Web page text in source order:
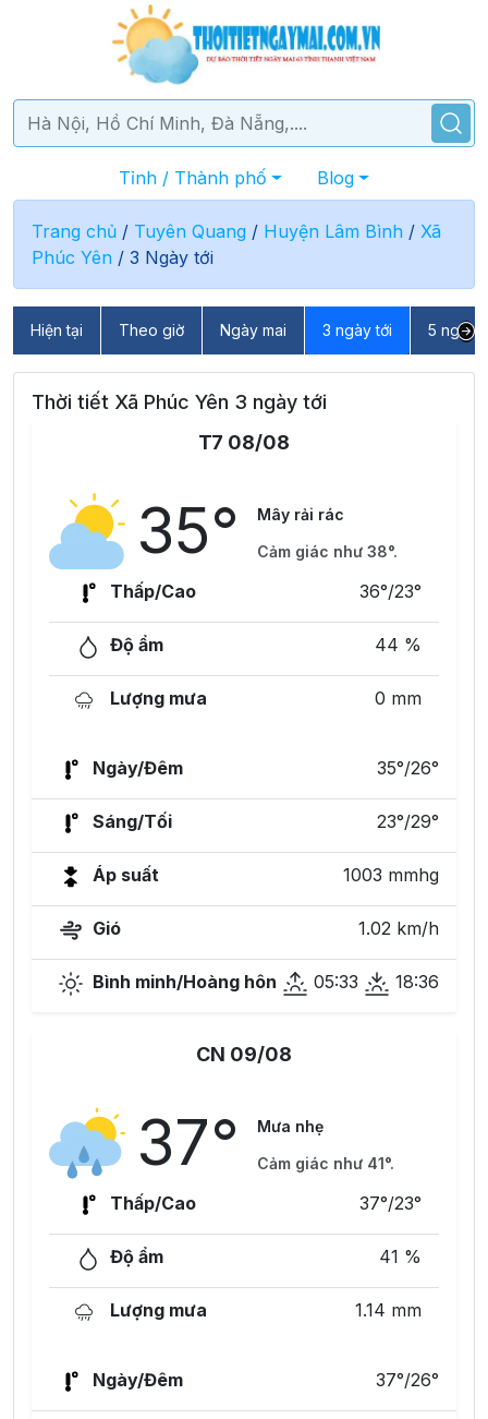
Tỉnh / Thành phố Blog
Trang chủ / Tuyên Quang / Huyện Lâm Bình / Xã
Phúc Yên / 3 Ngày tới
Hiện tại Theo giờ Ngày mai 3 ngày tới 5 ngày
Thời tiết Xã Phúc Yên 3 ngày tới
T7 08/08
35°
Mây rải rác
Cảm giác như 38°.
Thấp/Cao 36°/23°
Độ ẩm 44 %
Lượng mưa 0 mm
Ngày/Đêm 35°/26°
Sáng/Tối 23°/29°
Áp suất 1003 mmhg
Gió 1.02 km/h
Bình minh/Hoàng hôn 05:33 18:36
CN 09/08
37°
Mưa nhẹ
Cảm giác như 41°.
Thấp/Cao 37°/23°
Độ ẩm 41 %
Lượng mưa 1.14 mm
Ngày/Đêm 37°/26°